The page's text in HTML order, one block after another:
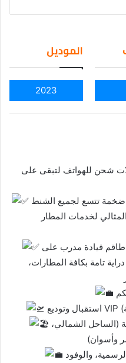
ail
الموديل
2023
شحن للهواتف لتبقى على
لخدمات المطار
تامة بكافة المطارات،